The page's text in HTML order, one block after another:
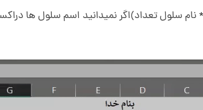
سلول تعداد)اگر نمیدانید اسم سلول ها